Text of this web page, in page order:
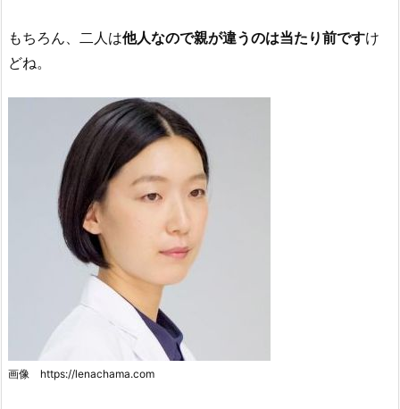
もちろん、二人は他人なので親が違うのは当たり前ですけ
どね。
画像 https://lenachama.com